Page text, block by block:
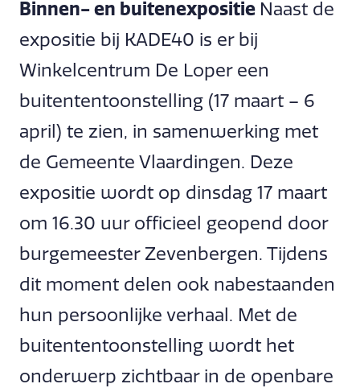
Binnen- en buitenexpositie Naast de
expositie bij KADE40 is er bij
Winkelcentrum De Loper een
buitententoonstelling (17 maart – 6
april) te zien, in samenwerking met
de Gemeente Vlaardingen. Deze
expositie wordt op dinsdag 17 maart
om 16.30 uur officieel geopend door
burgemeester Zevenbergen. Tijdens
dit moment delen ook nabestaanden
hun persoonlijke verhaal. Met de
buitententoonstelling wordt het
onderwerp zichtbaar in de openbare